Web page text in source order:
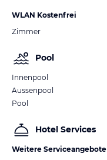
WLAN Kostenfrei
Zimmer
Pool
Innenpool
Aussenpool
Pool
Hotel Services
Weitere Serviceangebote